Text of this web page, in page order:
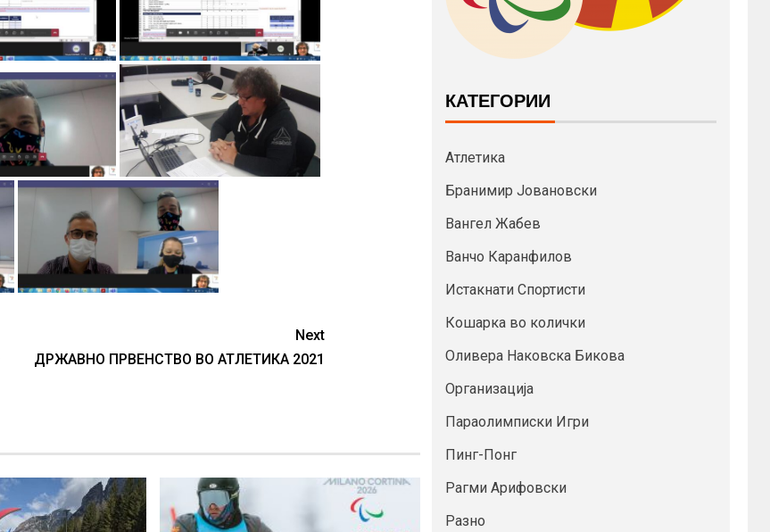
Next
ДРЖАВНО ПРВЕНСТВО ВО АТЛЕТИКА 2021
КАТЕГОРИИ
Атлетика
Бранимир Јовановски
Вангел Жабев
Ванчо Каранфилов
Истакнати Спортисти
Кошарка во колички
Оливера Наковска Бикова
Организација
Параолимписки Игри
Пинг-Понг
Рагми Арифовски
Разно